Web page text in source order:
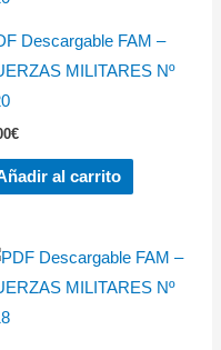
Descargable FAM –
MILITARES Nº
€
al carrito